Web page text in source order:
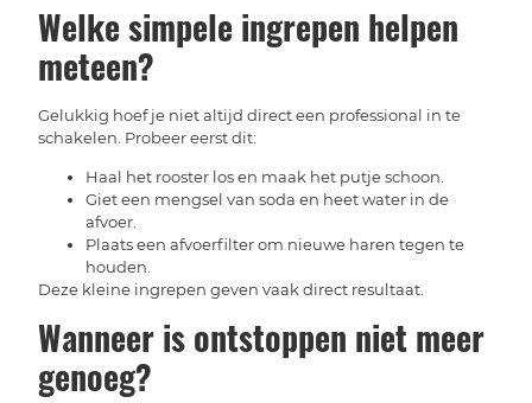
Welke simpele ingrepen helpen
meteen?
Gelukkig hoef je niet altijd direct een professional in te
schakelen. Probeer eerst dit:
Haal het rooster los en maak het putje schoon.
Giet een mengsel van soda en heet water in de
afvoer.
Plaats een afvoerfilter om nieuwe haren tegen te
houden.
Deze kleine ingrepen geven vaak direct resultaat.
Wanneer is ontstoppen niet meer
genoeg?